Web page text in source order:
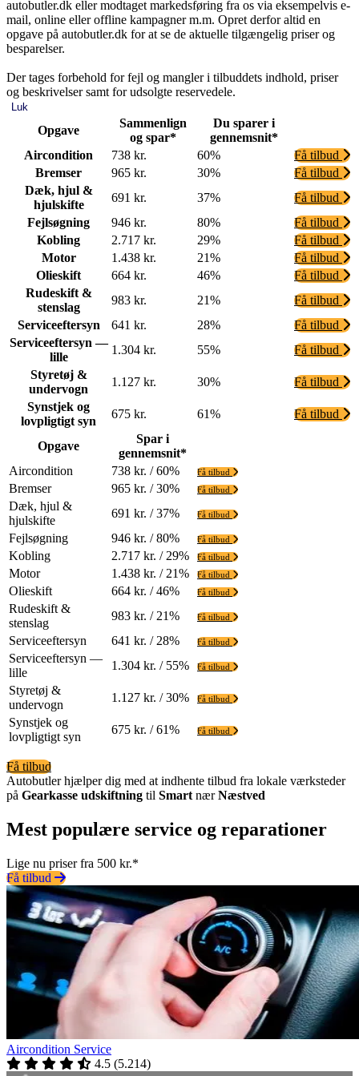
autobutler.dk eller modtaget markedsføring fra os via eksempelvis e-
mail, online eller offline kampagner m.m. Opret derfor altid en
opgave på autobutler.dk for at se de aktuelle tilgængelig priser og
besparelser.
Der tages forbehold for fejl og mangler i tilbuddets indhold, priser
og beskrivelser samt for udsolgte reservedele.
Luk
Opgave
Sammenlign
og spar*
Du sparer i
gennemsnit*
Aircondition
738 kr. 60%
Få tilbud
Bremser
965 kr. 30%
Få tilbud
Dæk, hjul &
hjulskifte
691 kr. 37%
Få tilbud
Fejlsøgning
946 kr. 80%
Få tilbud
Kobling
2.717 kr. 29%
Få tilbud
Motor
1.438 kr. 21%
Få tilbud
Olieskift
664 kr. 46%
Få tilbud
Rudeskift &
stenslag
983 kr. 21%
Få tilbud
Serviceeftersyn
641 kr. 28%
Få tilbud
Serviceeftersyn —
lille
1.304 kr. 55%
Få tilbud
Styretøj &
undervogn
1.127 kr. 30%
Få tilbud
Synstjek og
lovpligtigt syn
675 kr. 61% Få tilbud
Opgave
Spar i
gennemsnit*
Aircondition
738 kr. / 60% Få tilbud
Bremser 965 kr. / 30% Få tilbud
Dæk, hjul &
hjulskifte
691 kr. / 37% Få tilbud
Fejlsøgning 946 kr. / 80% Få tilbud
Kobling 2.717 kr. / 29% Få tilbud
Motor 1.438 kr. / 21% Få tilbud
Olieskift 664 kr. / 46% Få tilbud
Rudeskift &
stenslag
983 kr. / 21% Få tilbud
Serviceeftersyn 641 kr. / 28% Få tilbud
Serviceeftersyn —
lille
1.304 kr. / 55% Få tilbud
Styretøj &
undervogn
1.127 kr. / 30% Få tilbud
Synstjek og
lovpligtigt syn
675 kr. / 61% Få tilbud
Få tilbud
Autobutler hjælper dig med at indhente tilbud fra lokale værksteder
på Gearkasse udskiftning til SmartnærNæstved
Mest populære service og reparationer
Lige nu priser fra 500 kr.*
Få tilbud
Aircondition Service
4.5 (5.214)